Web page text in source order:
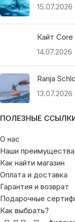
15.07.2026
Кайт
14.07.2026
Ranja
13.07.2026
ПОЛЕЗНЫЕ
О нас
Наши преимущества
Как найти магазин
Оплата и доставка
Гарантия и возврат
Подарочные
Как выбрать?